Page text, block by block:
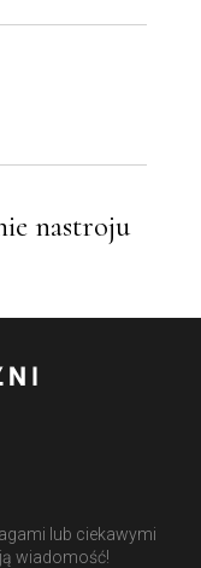
nastroju
lub ciekawymi
wiadomość!